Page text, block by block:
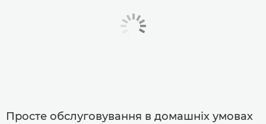
Просте обслуговування в домашніх умовах